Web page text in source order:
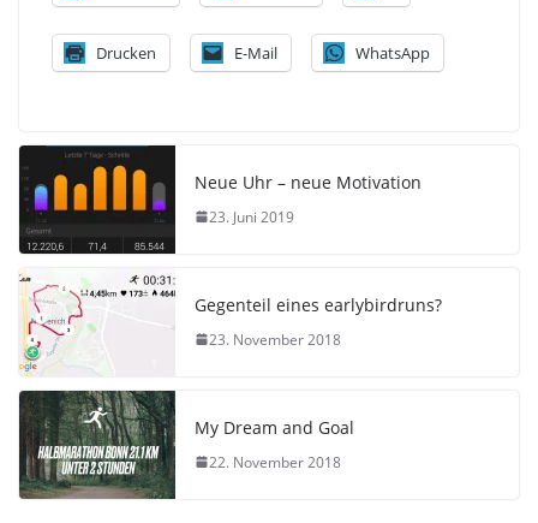
Drucken E-Mail WhatsApp
Neue Uhr – neue Motivation
23. Juni 2019
Gegenteil eines earlybirdruns?
23. November 2018
My Dream and Goal
22. November 2018